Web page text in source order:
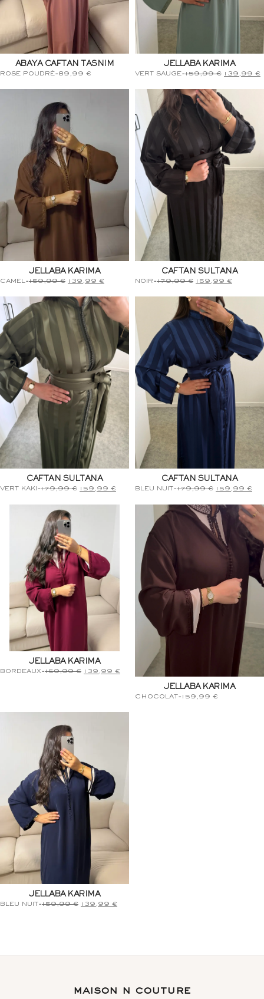
ABAYA CAFTAN TASNIM
ROSE POUDRÉ- 89,99 €
JELLABA KARIMA
VERT SAUGE-159,99€ 139,99 €
JELLABA KARIMA
CAMEL-159,99€ 139,99 €
CAFTAN SULTANA
NOIR -179,99€ 159,99 €
CAFTAN SULTANA
VERT KAKI -179,99€ 159,99 €
CAFTAN SULTANA
BLEU NUIT-179,99€ 159,99 €
JELLABA KARIMA
BORDEAUX -159,99€ 139,99 €
JELLABA KARIMA
CHOCOLAT- 159,99 €
JELLABA KARIMA
BLEU NUIT-159,99€ 139,99 €
maison n couture